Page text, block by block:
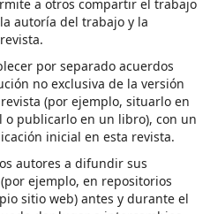
a otros compartir el trabajo
autoría del trabajo y la
por separado acuerdos
no exclusiva de la versión
(por ejemplo, situarlo en
publicarlo en un libro), con un
inicial en esta revista.
autores a difundir sus
ejemplo, en repositorios
sitio web) antes y durante el